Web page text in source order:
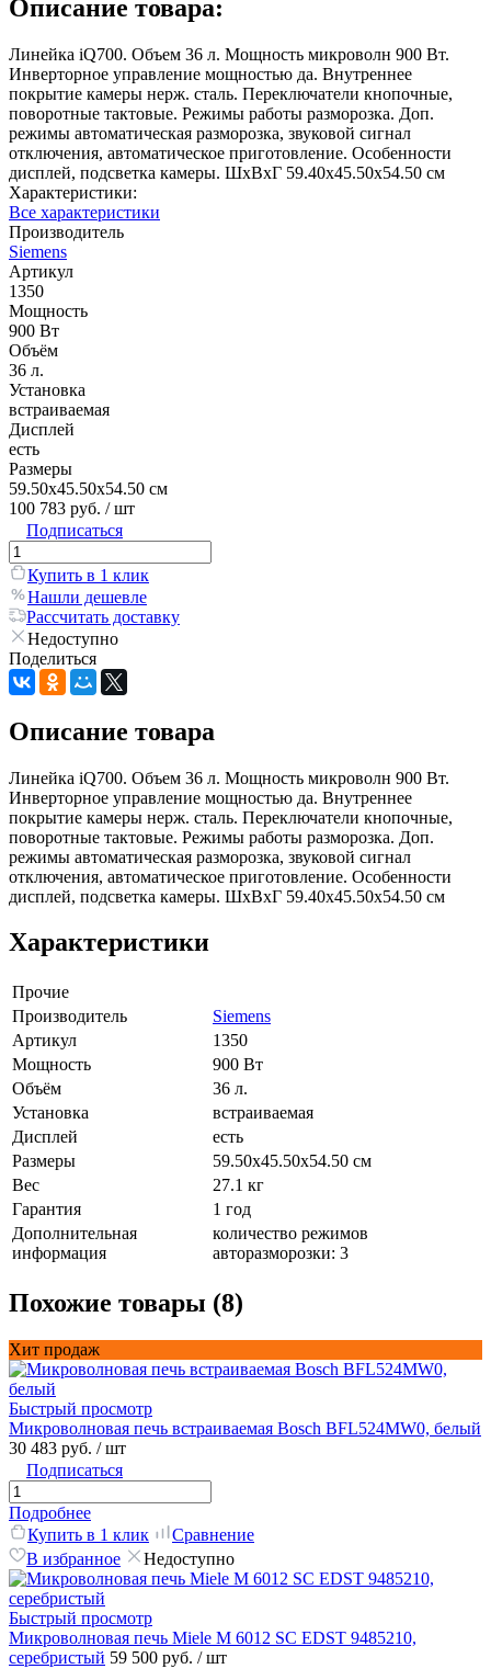
Описание товара:
Линейка iQ700. Объем 36 л. Мощность микроволн 900 Вт.
Инверторное управление мощностью да. Внутреннее
покрытие камеры нерж. сталь. Переключатели кнопочные,
поворотные тактовые. Режимы работы разморозка. Доп.
режимы автоматическая разморозка, звуковой сигнал
отключения, автоматическое приготовление. Особенности
дисплей, подсветка камеры. ШхВхГ 59.40х45.50х54.50 см
Характеристики:
Все характеристики
Производитель
Siemens
Артикул
1350
Мощность
900 Вт
Объём
36 л.
Установка
встраиваемая
Дисплей
есть
Размеры
59.50x45.50x54.50 см
100 783 руб. / шт
Подписаться
Купить в 1 клик
Нашли дешевле
Рассчитать доставку
Недоступно
Поделиться
Описание товара
Линейка iQ700. Объем 36 л. Мощность микроволн 900 Вт.
Инверторное управление мощностью да. Внутреннее
покрытие камеры нерж. сталь. Переключатели кнопочные,
поворотные тактовые. Режимы работы разморозка. Доп.
режимы автоматическая разморозка, звуковой сигнал
отключения, автоматическое приготовление. Особенности
дисплей, подсветка камеры. ШхВхГ 59.40х45.50х54.50 см
Характеристики
Прочие
Производитель
Siemens
Артикул
1350
Мощность
900 Вт
Объём
36 л.
Установка
встраиваемая
Дисплей
есть
Размеры
59.50x45.50x54.50 см
Вес
27.1 кг
Гарантия
1 год
Дополнительная
информация
количество режимов
авторазморозки: 3
Похожие товары (8)
Хит продаж
Быстрый просмотр
Микроволновая печь встраиваемая Bosch BFL524MW0, белый
30 483 руб. / шт
Подписаться
Подробнее
Купить в 1 клик
Сравнение
В избранное
Недоступно
Быстрый просмотр
Микроволновая печь Miele M 6012 SC EDST 9485210,
серебристый 59 500 руб. / шт